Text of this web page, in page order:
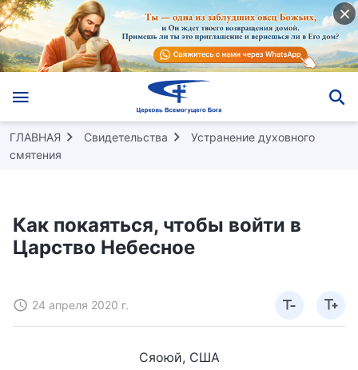
ГЛАВНАЯ Свидетельства
Устранение духовного
смятения
Как покаяться, чтобы войти в
Царство Небесное
24 апреля 2020 г.
Сяоюй, США